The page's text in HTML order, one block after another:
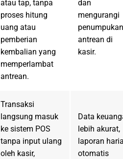
atau tap, tanpa
proses hitung
uang atau
pemberian
kembalian yang
memperlambat
antrean.
dan
mengurangi
penumpukan
antrean di
kasir.
Transaksi
langsung masuk
ke sistem POS
tanpa input ulang
oleh kasir,
Data
lebih akurat,
laporan
otomatis